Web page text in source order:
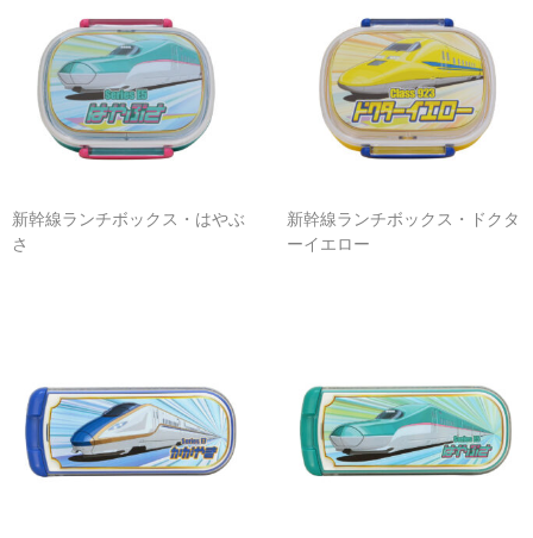
その他雑貨
つり革
タオル
ふとんでクッション
ノノフローヴ
新幹線ランチボックス・はやぶ
さ
新幹線ランチボックス・ドクタ
ーイエロー